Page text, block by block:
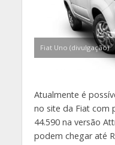
Fiat Uno (divulgação)
Atualmente é
no site da Fiat com
44.590 na versão
podem chegar até